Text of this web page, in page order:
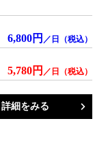
6,800円 ／日（税込）
5,780円 ／日（税込）
詳細をみる